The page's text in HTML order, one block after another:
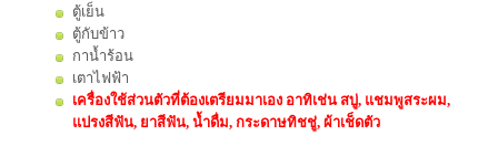
ตู้เย็น
ตู้กับข้าว
กาน้ำร้อน
เตาไฟฟ้า
เครื่องใช้ส่วนตัวที่ต้องเตรียมมาเอง อาทิเช่น สบู่, แชมพูสระผม,
แปรงสีฟัน, ยาสีฟัน, น้ำดื่ม, กระดาษทิชชู่, ผ้าเช็ดตัว